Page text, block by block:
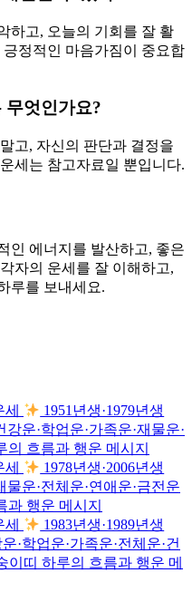
하고, 오늘의 기회를 잘 활
정적인 마음가짐이 중요합
무엇인가요?
고, 자신의 판단과 결정을
세는 참고자료일 뿐입니다.
인 에너지를 발산하고, 좋은
자의 운세를 잘 이해하고,
루를 보내세요.
1951년생·1979년생
강운·학업운·가족운·재물운·
의 흐름과 행운 메시지
1978년생·2006년생
물운·전체운·연애운·금전운
과 행운 메시지
1983년생·1989년생
·학업운·가족운·전체운·건
이띠 하루의 흐름과 행운 메